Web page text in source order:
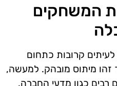
המשחקים
קרובות כתחום
זהו מיתוס מובהק. למעשה,
רבים כגון מדעי החברה,